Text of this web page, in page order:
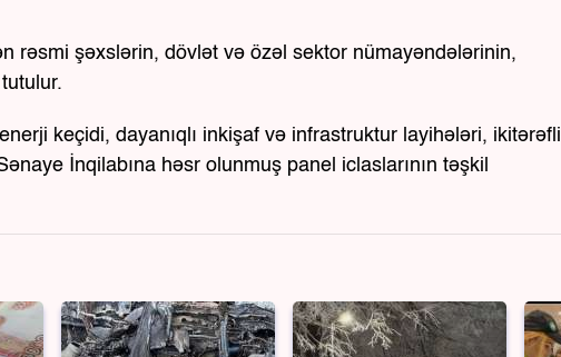
rəsmi şəxslərin, dövlət və özəl sektor nümayəndələrinin,
keçidi, dayanıqlı inkişaf və infrastruktur layihələri, ikitərəfli
İnqilabına həsr olunmuş panel iclaslarının təşkil